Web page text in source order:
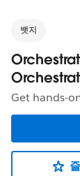
뱃지
Get hands-